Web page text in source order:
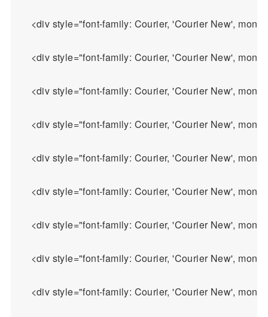
<div style="font-family: Courier, 'Courier New',
<div style="font-family: Courier, 'Courier New',
<div style="font-family: Courier, 'Courier New',
<div style="font-family: Courier, 'Courier New',
<div style="font-family: Courier, 'Courier New',
<div style="font-family: Courier, 'Courier New',
<div style="font-family: Courier, 'Courier New',
<div style="font-family: Courier, 'Courier New',
<div style="font-family: Courier, 'Courier New',